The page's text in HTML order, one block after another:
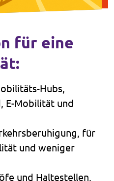
für eine
Hubs,
E-Mobilität und
für
und weniger
und Haltestellen,